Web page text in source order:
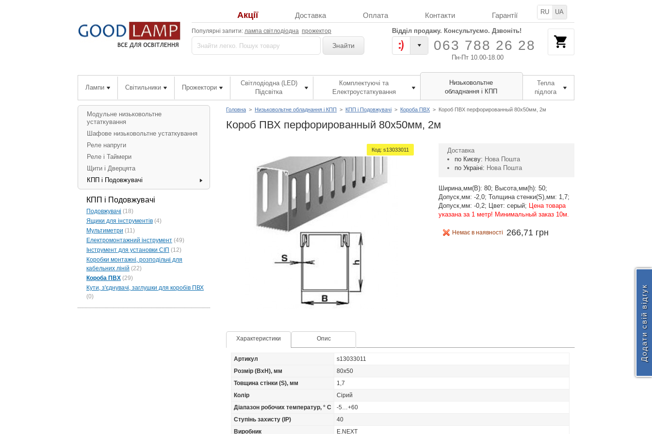
RU UA
Акції Доставка Оплата Контакти Гарантії
Популярні запити: лампа світлодіодна прожектор
Знайти
Відділ продажу. Консультуємо. Дзвоніть!
063 788 26 28
Пн-Пт 10.00-18.00
Лампи Світильники Прожектори
Світлодіодна (LED)
Підсвітка
Комплектуючі та
Електроустаткування
Низьковольтне
обладнання і КПП
Тепла
підлога
Головна > Низьковольтне обладнання і КПП > КПП і Подовжувачі > Короба ПВХ > Короб ПВХ перфорированный 80х50мм, 2м
Короб ПВХ перфорированный 80х50мм, 2м
Код: s13033011
Доставка
по Києву: Нова Пошта
по Украіні: Нова Пошта
Ширина,мм(В): 80; Высота,мм(h): 50;
Допуск,мм: -2,0; Толщина стенки(S),мм: 1,7;
Допуск,мм: -0,2; Цвет: серый; Цена товара
указана за 1 метр! Минимальный заказ 10м.
266,71 грн
Немає в наявності
Характеристики Опис
Артикул
s13033011
Розмір (BxH), мм
80x50
Товщина стінки (S), мм
1,7
Колір
Сірий
Діапазон робочих температур, ° С
-5…+60
Ступінь захисту (IP)
40
Виробник
E.NEXT
Модульне низьковольтне
устаткування
Шафове низьковольтне устаткування
Реле напруги
Реле і Таймери
Щити і Дверцята
КПП і Подовжувачі
КПП і Подовжувачі
Подовжувачі (18)
Ящики для інструментів (4)
Мультиметри (11)
Електромонтажний інструмент (49)
Інструмент для установки СІП (12)
Коробки монтажні, розподільчі для
кабельних ліній (22)
Короба ПВХ (29)
Кути, з'єднувачі, заглушки для коробів ПВХ
(0)
Додати свій відгук